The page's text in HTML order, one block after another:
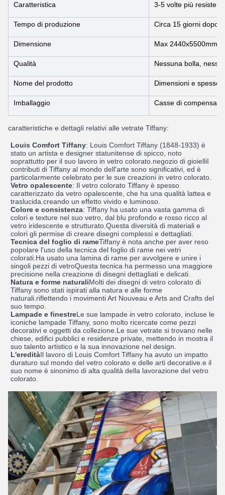
Caratteristica 3-5 volte più
Tempo di produzione Circa 15 giorni dopo
Dimensione Max 2440x5500mm,
Qualità Nessuna bolla,
Nome del prodotto Dimensioni e
Imballaggio Casse di
caratteristiche e dettagli relativi alle vetrate Tiffany:
Louis Comfort Tiffany: Louis Comfort Tiffany (1848-1933) è
stato un artista e designer statunitense di spicco, noto
soprattutto per il suo lavoro in vetro colorato.negozio di gioielliI
contributi di Tiffany al mondo dell'arte sono significativi, ed è
particolarmente celebrato per le sue creazioni in vetro colorato.
Vetro opalescente: Il vetro colorato Tiffany è spesso
caratterizzato da vetro opalescente, che ha una qualità lattea e
traslucida.creando un effetto vivido e luminoso.
Colore e consistenza: Tiffany ha usato una vasta gamma di
colori e texture nel suo vetro, dal blu profondo e rosso ricco al
vetro iridescente e strutturato.Questa diversità di materiali e
colori gli permise di creare disegni complessi e dettagliati.
Tecnica del foglio di rameTiffany è nota anche per aver reso
popolare l'uso della tecnica del foglio di rame nei vetri
colorati.Ha usato una lamina di rame per avvolgere e unire i
singoli pezzi di vetroQuesta tecnica ha permesso una maggiore
precisione nella creazione di disegni dettagliati e delicati.
Natura e forme naturaliMolti dei disegni di vetro colorato di
Tiffany sono stati ispirati alla natura e alle forme
naturali.riflettendo i movimenti Art Nouveau e Arts and Crafts del
suo tempo.
Lampade e finestreLe sue lampade in vetro colorato, incluse le
iconiche lampade Tiffany, sono molto ricercate come pezzi
decorativi e oggetti da collezione.Le sue vetrate si trovano nelle
chiese, edifici pubblici e residenze private, mettendo in mostra il
suo talento artistico e la sua innovazione nel design.
L'ereditàIl lavoro di Louis Comfort Tiffany ha avuto un impatto
duraturo sul mondo del vetro colorato e delle arti decorative.e il
suo nome è sinonimo di alta qualità della lavorazione del vetro
colorato.